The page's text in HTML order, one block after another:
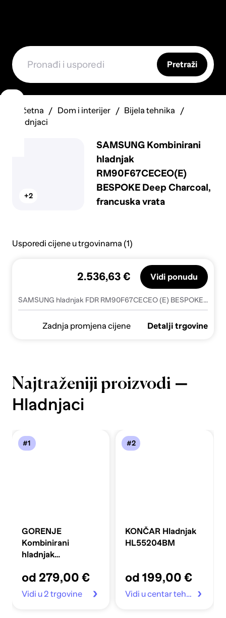
Pretraži
Početna Dom i interijer
Bijela tehnika
Hladnjaci
+2
SAMSUNG Kombinirani
hladnjak
RM90F67CECEO(E)
BESPOKE Deep Charcoal,
francuska vrata
Usporedi cijene u trgovinama (1)
SAMSUNG hladnjak FDR RM90F67CECEO (E) BESPOKE Deep Charcoal
2.536,63 € Vidi ponudu
Zadnja promjena cijene Detalji trgovine
Najtraženiji proizvodi —
Hladnjaci
#1
GORENJE
Kombinirani
hladnjak
od 279,00 €
Vidi u 2 trgovine
#2
KONČAR Hladnjak
HL55204BM
od 199,00 €
Vidi u centar tehnike